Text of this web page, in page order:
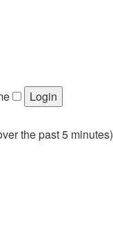
the past 5 minutes)